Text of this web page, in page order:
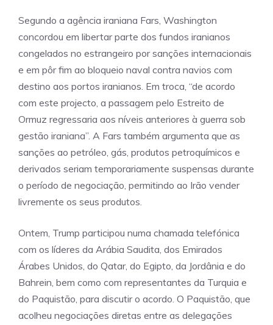
Segundo a agência iraniana Fars, Washington
concordou em libertar parte dos fundos iranianos
congelados no estrangeiro por sanções internacionais
e em pôr fim ao bloqueio naval contra navios com
destino aos portos iranianos. Em troca, “de acordo
com este projecto, a passagem pelo Estreito de
Ormuz regressaria aos níveis anteriores à guerra sob
gestão iraniana”. A Fars também argumenta que as
sanções ao petróleo, gás, produtos petroquímicos e
derivados seriam temporariamente suspensas durante
o período de negociação, permitindo ao Irão vender
livremente os seus produtos.
Ontem, Trump participou numa chamada telefónica
com os líderes da Arábia Saudita, dos Emirados
Árabes Unidos, do Qatar, do Egipto, da Jordânia e do
Bahrein, bem como com representantes da Turquia e
do Paquistão, para discutir o acordo. O Paquistão, que
acolheu negociações diretas entre as delegações